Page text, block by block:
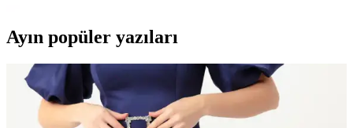
Ayın popüler yazıları